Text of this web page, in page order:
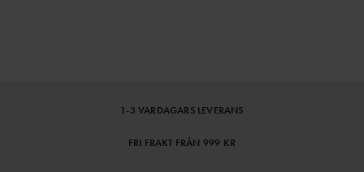
1-3 VARDAGARS LEVERANS
FRI FRAKT FRÅN 999 KR